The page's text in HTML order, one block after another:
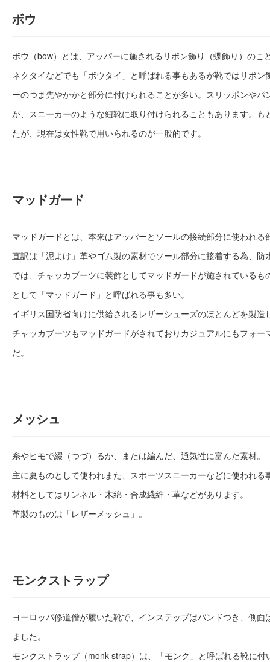
ボウ
ボウ（bow）とは、アッパーに施されるリボン飾り（蝶飾り）のこ
ネクタイなどでも「ボウタイ」と呼ばれる事もあるが靴ではリボン
ーのつま先やかかと部分に付けられることが多い。スリッポンやパ
が、スニーカーのような紐靴に取り付けられることもあります。も
たが、現在は女性靴で用いられるのが一般的です。
マッドガード
マッドガードとは、本来はアッパーとソールの接続部分に使われる
直訳は「泥よけ」革やゴム製の素材でソール部分に接着する為、防
では、チャッカブーツに装飾としてマッドガードが施されているも
として「マッドガード」と呼ばれる事も多い。
イギリス国防省向けに供給されるレザーシューズのほとんどを製造
チャッカブーツもマッドガードがされておりカジュアルにもフォー
だ。
メッシュ
糸やヒモで綴（つづ）るか、または編んだ、通気性に富んだ素材。
主に夏ものとして使われまた、スポーツスニーカーなどに使われる
材料としてはリンネル・木綿・合成繊維・革などがあります。
革製のものは「レザーメッシュ」。
モンクストラップ
ヨーロッパ修道僧が履いた靴で、インステップはバンドつき、側面
ました。
モンクストラップ（monk strap）は、「モンク」と呼ばれる靴に付